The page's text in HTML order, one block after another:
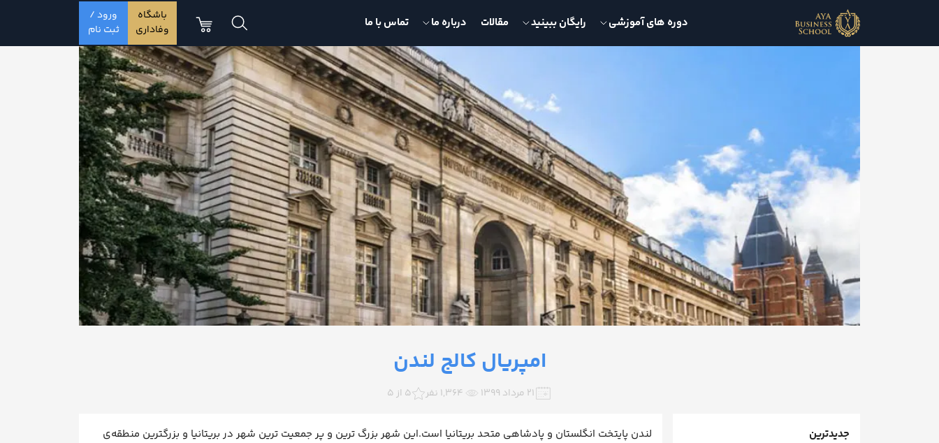
دوره های آموزشی رایگان ببینید مقالات درباره ما تماس با ما
باشگاه
وفاداری
ورود /
ثبت نام
امپریال کالج لندن
۲۱ مرداد ۱۳۹۹ 1,364 نفر 5 از 5
لندن پایتخت انگلستان و پادشاهی متحد بریتانیا است.این شهر بزرگ ترین و پر جمعیت ترین شهر در بریتانیا و بزرگترین منطقه‌ی
جدیدترین